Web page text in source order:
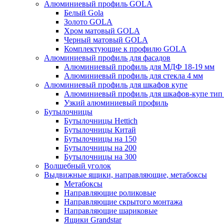
Алюминиевый профиль GOLA
Белый Gola
Золото GOLA
Хром матовый GOLA
Черный матовый GOLA
Комплектующие к профилю GOLA
Алюминиевый профиль для фасадов
Алюминиевый профиль для МДФ 18-19 мм
Алюминиевый профиль для стекла 4 мм
Алюминиевый профиль для шкафов купе
Алюминиевый профиль для шкафов-купе
Узкий алюминиевый профиль
Бутылочницы
Бутылочницы Hettich
Бутылочницы Китай
Бутылочницы на 150
Бутылочницы на 200
Бутылочницы на 300
Волшебный уголок
Выдвижные ящики, направляющие, метабоксы
Метабоксы
Направляющие роликовые
Направляющие скрытого монтажа
Направляющие шариковые
Ящики Grandstar